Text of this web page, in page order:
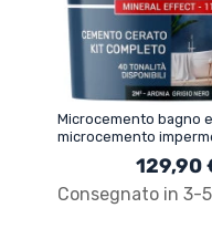
Microcemento bagno
microcemento
129,90
Consegnato in 3-